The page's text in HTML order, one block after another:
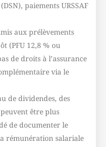
paiements URSSAF
aux prélèvements
(PFU 12,8 % ou
de droits à l’assurance
via le
de dividendes, des
être plus
de documenter le
rémunération salariale